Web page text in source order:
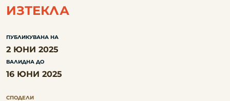
ИЗТЕКЛА
ПУБЛИКУВАНА НА
2 ЮНИ 2025
ВАЛИДНА ДО
16 ЮНИ 2025
СПОДЕЛИ